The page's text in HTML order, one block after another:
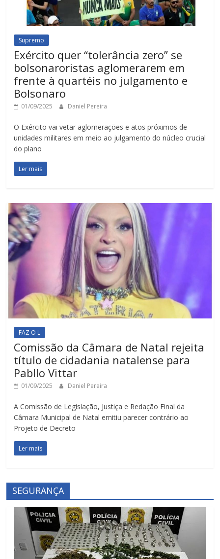
Supremo
Exército quer “tolerância zero” se
bolsonaroristas aglomerarem em
frente à quartéis no julgamento e
Bolsonaro
01/09/2025 Daniel Pereira
O Exército vai vetar aglomerações e atos próximos de
unidades militares em meio ao julgamento do núcleo crucial
do plano
Ler mais
FAZ O L
Comissão da Câmara de Natal rejeita
título de cidadania natalense para
Pabllo Vittar
01/09/2025 Daniel Pereira
A Comissão de Legislação, Justiça e Redação Final da
Câmara Municipal de Natal emitiu parecer contrário ao
Projeto de Decreto
Ler mais
SEGURANÇA